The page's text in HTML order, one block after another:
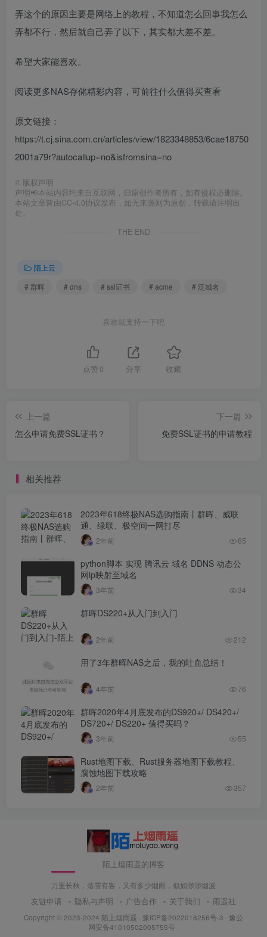
弄这个的原因主要是网络上的教程，不知道怎么回事我怎么
弄都不行，然后就自己弄了以下，其实都大差不差。
希望大家能喜欢。
阅读更多NAS存储精彩内容，可前往什么值得买查看
原文链接：
https://t.cj.sina.com.cn/articles/view/1823348853/6cae18750
2001a79r?autocallup=no&isfromsina=no
© 版权声明
声明📢本站内容均来自互联网，归原创作者所有，如有侵权必删除。
本站文章皆由CC-4.0协议发布，如无来源则为原创，转载请注明出
处。
THE END
陌上云
# 群晖
# dns # ssl证书 # acme # 泛域名
喜欢就支持一下吧
点赞 0 分享 收藏
上一篇
怎么申请免费SSL证书？
下一篇
免费SSL证书的申请教程
相关推荐
2023年618终极NAS选购指南丨群晖、威联
通、绿联、极空间一网打尽
2年前 65
python脚本 实现 腾讯云 域名 DDNS 动态公
网ip映射至域名
3年前 34
群晖DS220+从入门到入门
2年前 212
用了3年群晖NAS之后，我的吐血总结！
4年前 76
群晖2020年4月底发布的DS920+/ DS420+/
DS720+/ DS220+ 值得买吗？
3年前 55
Rust地图下载、Rust服务器地图下载教程、
腐蚀地图下载攻略
2年前 357
陌上烟雨遥的博客
万里长秋，落雪有客，又有多少烟雨，似如渺渺烟波
友链申请 隐私与声明 广告合作 关于我们 雨遥社
Copyright © 2023-2024 陌上烟雨遥 · 豫ICP备2022018256号-3 · 豫公
网安备41010502005755号 ·